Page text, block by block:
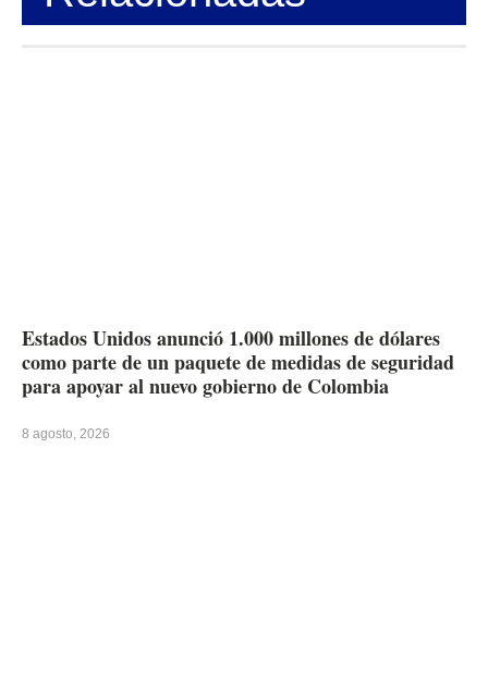
Estados Unidos anunció 1.000 millones de dólares
como parte de un paquete de medidas de seguridad
para apoyar al nuevo gobierno de Colombia
8 agosto, 2026